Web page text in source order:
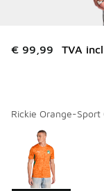
€ 99,99 TVA
Rickie Orange-Sport
Page 1 sur 1
Merci de